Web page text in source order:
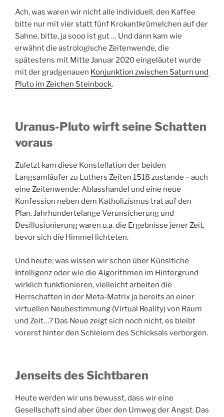
Ach, was waren wir nicht alle individuell, den Kaffee
bitte nur mit vier statt fünf Krokantkrümelchen auf der
Sahne, bitte, ja sooo ist gut … Und dann kam wie
erwähnt die astrologische Zeitenwende, die
spätestens mit Mitte Januar 2020 eingeläutet wurde
mit der gradgenauen Konjunktion zwischen Saturn und
Pluto im Zeichen Steinbock.
Uranus-Pluto wirft seine Schatten
voraus
Zuletzt kam diese Konstellation der beiden
Langsamläufer zu Luthers Zeiten 1518 zustande – auch
eine Zeitenwende: Ablasshandel und eine neue
Konfession neben dem Katholizismus trat auf den
Plan. Jahrhundertelange Verunsicherung und
Desillusionierung waren u.a. die Ergebnisse jener Zeit,
bevor sich die Himmel lichteten.
Und heute: was wissen wir schon über Künsltiche
Intelligenz oder wie die Algorithmen im Hintergrund
wirklich funktionieren, vielleicht arbeiten die
Herrschaften in der Meta-Matrix ja bereits an einer
virtuellen Neubestimmung (Virtual Reality) von Raum
und Zeit…? Das Neue zeigt sich noch nicht, es bleibt
vorerst hinter den Schleiern des Schicksals verborgen.
Jenseits des Sichtbaren
Heute werden wir uns bewusst, dass wir eine
Gesellschaft sind aber über den Umweg der Angst. Das